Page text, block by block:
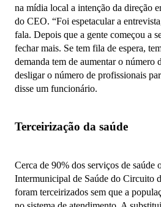
na mídia local a intenção da direção
do CEO. “Foi espetacular a
fala. Depois que a gente começou a
fechar mais. Se tem fila de espera,
demanda tem de aumentar o número
desligar o número de profissionais
disse um funcionário.
Terceirização da saúde
Cerca de 90% dos serviços de saúde
Intermunicipal de Saúde do Circuito
foram terceirizados sem que a